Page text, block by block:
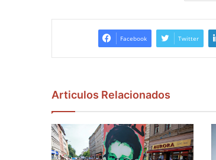
Facebook Twitter
Articulos Relacionados